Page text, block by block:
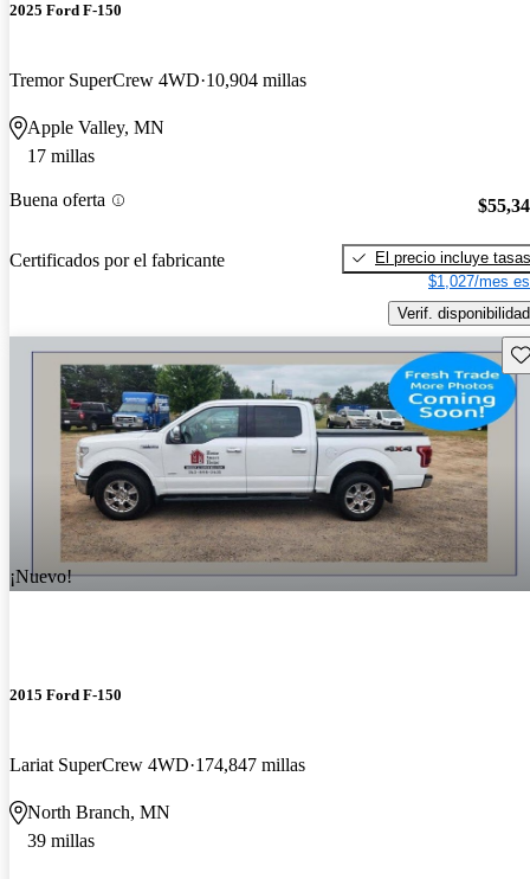
2025 Ford F-150
Tremor SuperCrew 4WD 10,904 millas
Apple Valley, MN
17 millas
Buena oferta
Certificados por el fabricante
El precio incluye tasas
$1,027/mes
Verif. disponibilidad
¡Nuevo!
2015 Ford F-150
Lariat SuperCrew 4WD 174,847 millas
North Branch, MN
39 millas